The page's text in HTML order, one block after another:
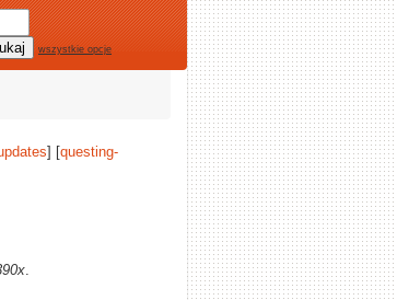
wszystkie opcje
] [questing-
.